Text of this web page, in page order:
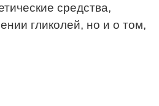
средства,
гликолей, но и о том,